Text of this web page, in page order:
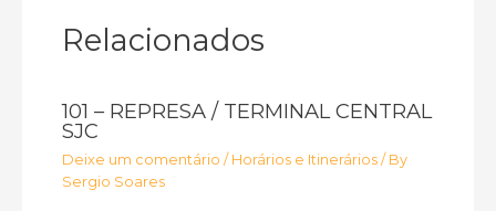
Relacionados
101 – REPRESA / TERMINAL CENTRAL
SJC
Deixe um comentário / Horários e Itinerários / By
Sergio Soares